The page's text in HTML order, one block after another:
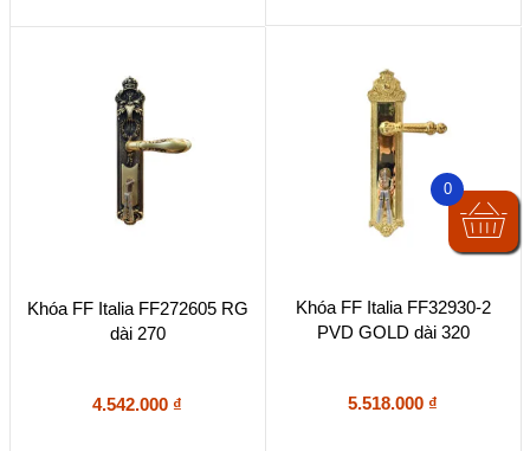
Khóa FF Italia FF272605 RG
dài 270
4.542.000 ₫
Khóa FF Italia FF32930-2
PVD GOLD dài 320
5.518.000 ₫
0